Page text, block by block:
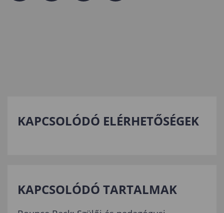
KAPCSOLÓDÓ ELÉRHETŐSÉGEK
KAPCSOLÓDÓ TARTALMAK